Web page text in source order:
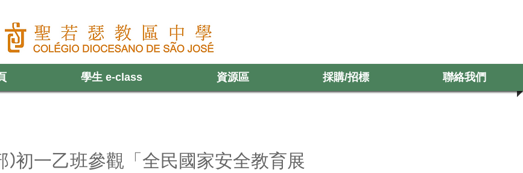
老師專頁 學生 e-class 資源區 聯絡我們
學生 e-class 資源區 採購/招標 聯絡我們
)初一乙班參觀「全民國家安全教育展